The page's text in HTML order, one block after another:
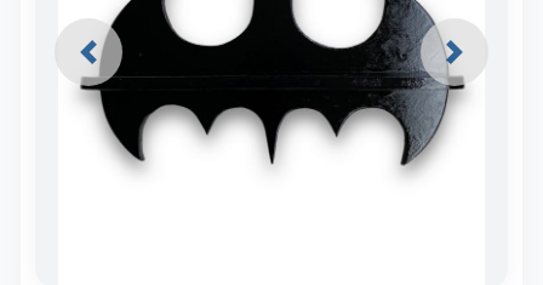
Previous Next